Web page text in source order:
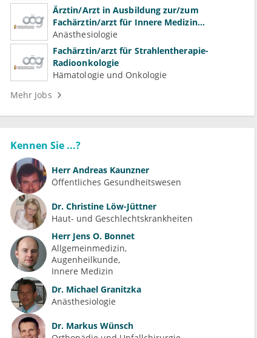
Ärztin/Arzt in Ausbildung zur/zum
Fachärztin/arzt für Innere Medizin
(Kardiologie, Nephrologie, Intensivmedizin)
Anästhesiologie
Fachärztin/arzt für Strahlentherapie-
Radioonkologie
Hämatologie und Onkologie
Mehr Jobs
Kennen Sie ...?
Herr Andreas Kaunzner
Öffentliches Gesundheitswesen
Dr. Christine Löw-Jüttner
Haut- und Geschlechtskrankheiten
Herr Jens O. Bonnet
Allgemeinmedizin
Augenheilkunde
Innere Medizin
Dr. Michael Granitzka
Anästhesiologie
Dr. Markus Wünsch